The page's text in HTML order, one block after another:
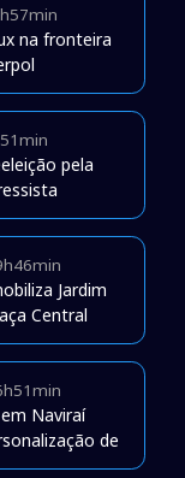
na fronteira
pela
Jardim
Central
Naviraí
de